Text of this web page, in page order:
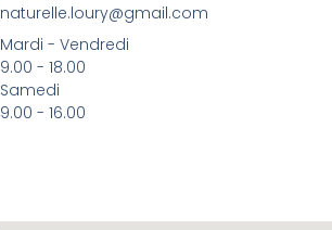
naturelle.loury@gmail.com
Mardi - Vendredi
9.00 - 18.00
Samedi
9.00 - 16.00